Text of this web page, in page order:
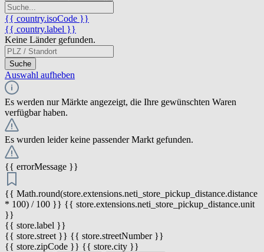
{{ country.isoCode }}
{{ country.label }}
Keine Länder gefunden.
Suche
Auswahl aufheben
Es werden nur Märkte angezeigt, die Ihre gewünschten Waren
verfügbar haben.
Es wurden leider keine passender Markt gefunden.
{{ errorMessage }}
{{ Math.round(store.extensions.neti_store_pickup_distance.distance
* 100) / 100 }} {{ store.extensions.neti_store_pickup_distance.unit
}}
{{ store.label }}
{{ store.street }} {{ store.streetNumber }}
{{ store.zipCode }} {{ store.city }}